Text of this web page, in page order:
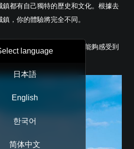
都有自己獨特的歷史和文化。根據去
，你的體驗將完全不同。
的人，通過瞭解這些故事能夠感受到
language
日本語
English
한국어
简体中文